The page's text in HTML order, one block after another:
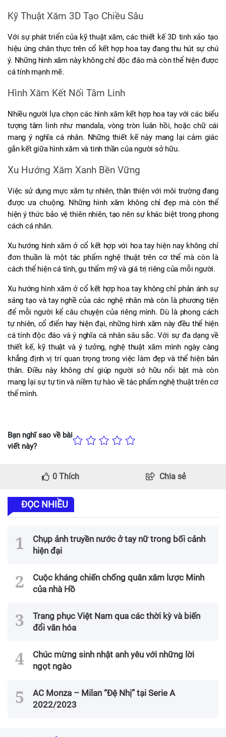
Kỹ Thuật Xăm 3D Tạo Chiều Sâu
Với sự phát triển của kỹ thuật xăm, các thiết kế 3D tinh xảo tạo
hiệu ứng chân thực trên cổ kết hợp hoa tay đang thu hút sự chú
ý. Những hình xăm này không chỉ độc đáo mà còn thể hiện được
cá tính mạnh mẽ.
Hình Xăm Kết Nối Tâm Linh
Nhiều người lựa chọn các hình xăm kết hợp hoa tay với các biểu
tượng tâm linh như mandala, vòng tròn luân hồi, hoặc chữ cái
mang ý nghĩa cá nhân. Những thiết kế này mang lại cảm giác
gắn kết giữa hình xăm và tinh thần của người sở hữu.
Xu Hướng Xăm Xanh Bền Vững
Việc sử dụng mực xăm tự nhiên, thân thiện với môi trường đang
được ưa chuộng. Những hình xăm không chỉ đẹp mà còn thể
hiện ý thức bảo vệ thiên nhiên, tạo nên sự khác biệt trong phong
cách cá nhân.
Xu hướng hình xăm ở cổ kết hợp với hoa tay hiện nay không chỉ
đơn thuần là một tác phẩm nghệ thuật trên cơ thể mà còn là
cách thể hiện cá tính, gu thẩm mỹ và giá trị riêng của mỗi người.
Xu hướng hình xăm ở cổ kết hợp hoa tay không chỉ phản ánh sự
sáng tạo và tay nghề của các nghệ nhân mà còn là phương tiện
để mỗi người kể câu chuyện của riêng mình. Dù là phong cách
tự nhiên, cổ điển hay hiện đại, những hình xăm này đều thể hiện
cá tính độc đáo và ý nghĩa cá nhân sâu sắc. Với sự đa dạng về
thiết kế, kỹ thuật và ý tưởng, nghệ thuật xăm mình ngày càng
khẳng định vị trí quan trọng trong việc làm đẹp và thể hiện bản
thân. Điều này không chỉ giúp người sở hữu nổi bật mà còn
mang lại sự tự tin và niềm tự hào về tác phẩm nghệ thuật trên cơ
thể mình.
Bạn nghĩ sao về bài
viết này?
0 Thích Chia sẻ
ĐỌC NHIỀU
Chụp ảnh truyền nước ở tay nữ trong bối cảnh
hiện đại
Cuộc kháng chiến chống quân xâm lược Minh
của nhà Hồ
Trang phục Việt Nam qua các thời kỳ và biến
đổi văn hóa
Chúc mừng sinh nhật anh yêu với những lời
ngọt ngào
AC Monza – Milan “Đệ Nhị” tại Serie A
2022/2023